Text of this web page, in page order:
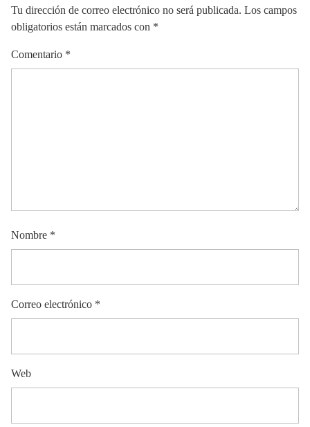
Tu dirección de correo electrónico no será publicada. Los campos
obligatorios están marcados con *
Comentario *
Nombre *
Correo electrónico *
Web